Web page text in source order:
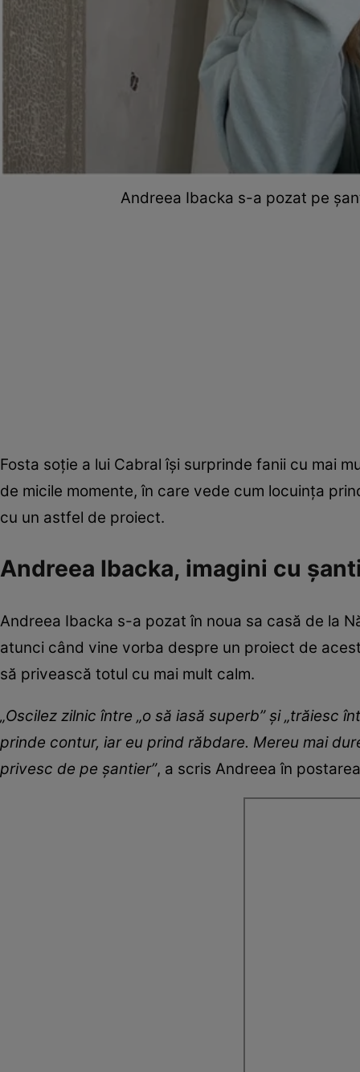
Andreea Ibacka s-a pozat pe
Fosta soție a lui Cabral își surprinde fanii cu mai
de micile momente, în care vede cum locuința
cu un astfel de proiect.
Andreea Ibacka, imagini cu
Andreea Ibacka s-a pozat în noua sa casă de la
atunci când vine vorba despre un proiect de
să privească totul cu mai mult calm.
„Oscilez zilnic între „o să iasă superb” și „trăiesc
prinde contur, iar eu prind răbdare. Mereu mai
privesc de pe șantier”, a scris Andreea în